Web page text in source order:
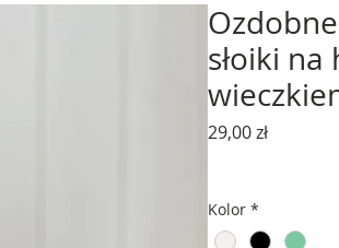
słoiki
29,00 złCena
Kolor *